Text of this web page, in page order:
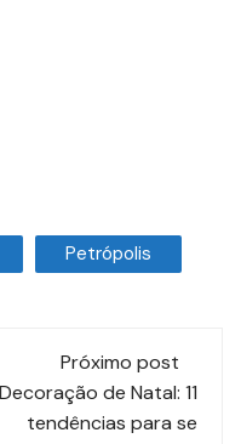
Petrópolis
Próximo post
Decoração de Natal: 11
tendências para se